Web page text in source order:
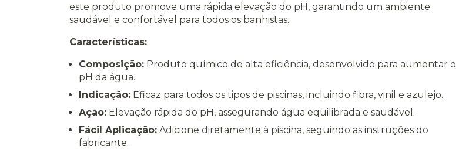
este produto promove uma rápida elevação do pH, garantindo um ambiente
saudável e confortável para todos os banhistas.
Características:
Composição: Produto químico de alta eficiência, desenvolvido para aumentar o
pH da água.
Indicação: Eficaz para todos os tipos de piscinas, incluindo fibra, vinil e azulejo.
Ação: Elevação rápida do pH, assegurando água equilibrada e saudável.
Fácil Aplicação: Adicione diretamente à piscina, seguindo as instruções do
fabricante.